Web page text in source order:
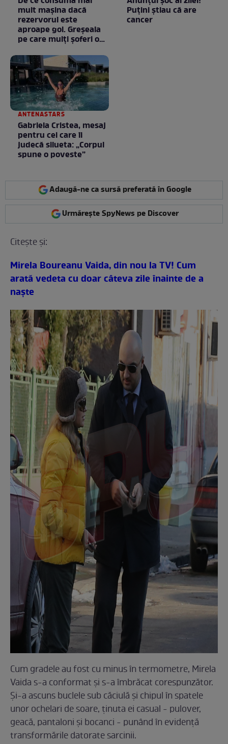
mult mașina dacă
rezervorul este
aproape gol. Greșeala
pe care mulți șoferi o
Puţini ştiau că are
cancer
ANTENASTARS
Gabriela Cristea, mesaj
pentru cei care îi
judecă silueta: „Corpul
spune o poveste”
Adaugă-ne ca sursă preferată în Google
Urmărește SpyNews pe Discover
Citeşte şi:
Mirela Boureanu Vaida, din nou la TV! Cum
arată vedeta cu doar câteva zile înainte de a
naşte
Cum gradele au fost cu minus în termometre, Mirela
Vaida s-a conformat şi s-a îmbrăcat corespunzător.
Şi-a ascuns buclele sub căciulă şi chipul în spatele
unor ochelari de soare, ţinuta ei casual - pulover,
geacă, pantaloni şi bocanci - punând în evidenţă
transformările datorate sarcinii.